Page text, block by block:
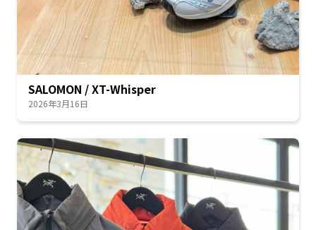
SALOMON / XT-Whisper
2026年3月16日